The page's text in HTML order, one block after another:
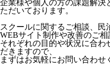
企業様や個人の方の課題解決
ただいております。
スクールに関するご相談、民
WEBサイト制作や改善のご相
それぞれの目的や状況に合わ
だきますので、
まずはお気軽にお問い合わせ